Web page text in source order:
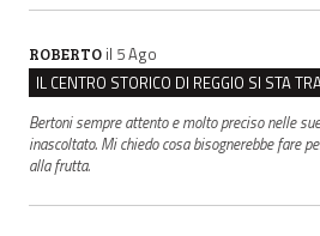
ROBERTO il 5 Ago
Bertoni sempre attento e molto preciso nelle
inascoltato. Mi chiedo cosa bisognerebbe fare
alla frutta.